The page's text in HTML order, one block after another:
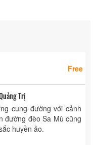
Free
Trị
cung đường với cảnh
đường đèo Sa Mù cũng
huyền ảo.